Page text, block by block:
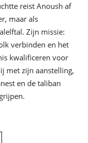
reist Anoush af
maar als
Zijn missie:
verbinden en het
kwalificeren voor
met zijn aanstelling,
en de taliban